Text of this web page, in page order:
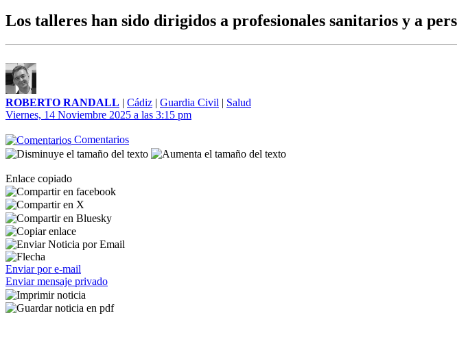
Los talleres han sido dirigidos a profesionales sanitarios y a
ROBERTO RANDALL | Cádiz | Guardia Civil | Salud
Viernes, 14 Noviembre 2025 a las 3:15 pm
Comentarios
Enlace copiado
Enviar por e-mail
Enviar mensaje privado